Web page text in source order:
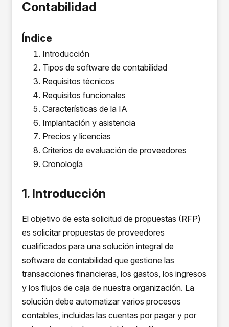
Contabilidad
Índice
Introducción
Tipos de software de contabilidad
Requisitos técnicos
Requisitos funcionales
Características de la IA
Implantación y asistencia
Precios y licencias
Criterios de evaluación de proveedores
Cronología
1. Introducción
El objetivo de esta solicitud de propuestas (RFP)
es solicitar propuestas de proveedores
cualificados para una solución integral de
software de contabilidad que gestione las
transacciones financieras, los gastos, los ingresos
y los flujos de caja de nuestra organización. La
solución debe automatizar varios procesos
contables, incluidas las cuentas por pagar y por